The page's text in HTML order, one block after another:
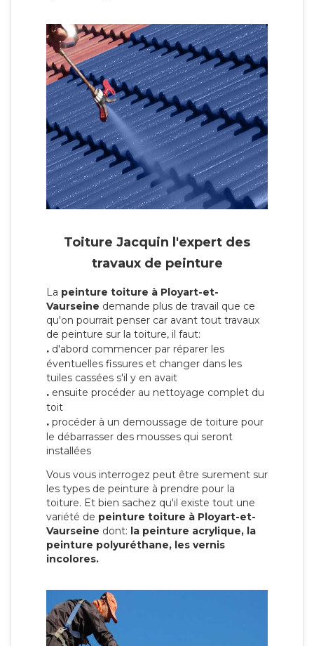
Toiture Jacquin l'expert des
travaux de peinture
La peinture toiture à Ployart-et-
Vaurseine demande plus de travail que ce
qu'on pourrait penser car avant tout travaux
de peinture sur la toiture, il faut:
. d'abord commencer par réparer les
éventuelles fissures et changer dans les
tuiles cassées s'il y en avait
. ensuite procéder au nettoyage complet du
toit
. procéder à un demoussage de toiture pour
le débarrasser des mousses qui seront
installées
Vous vous interrogez peut être surement sur
les types de peinture à prendre pour la
toiture. Et bien sachez qu'il existe tout une
variété de peinture toiture à Ployart-et-
Vaurseine dont: la peinture acrylique, la
peinture polyuréthane, les vernis
incolores.